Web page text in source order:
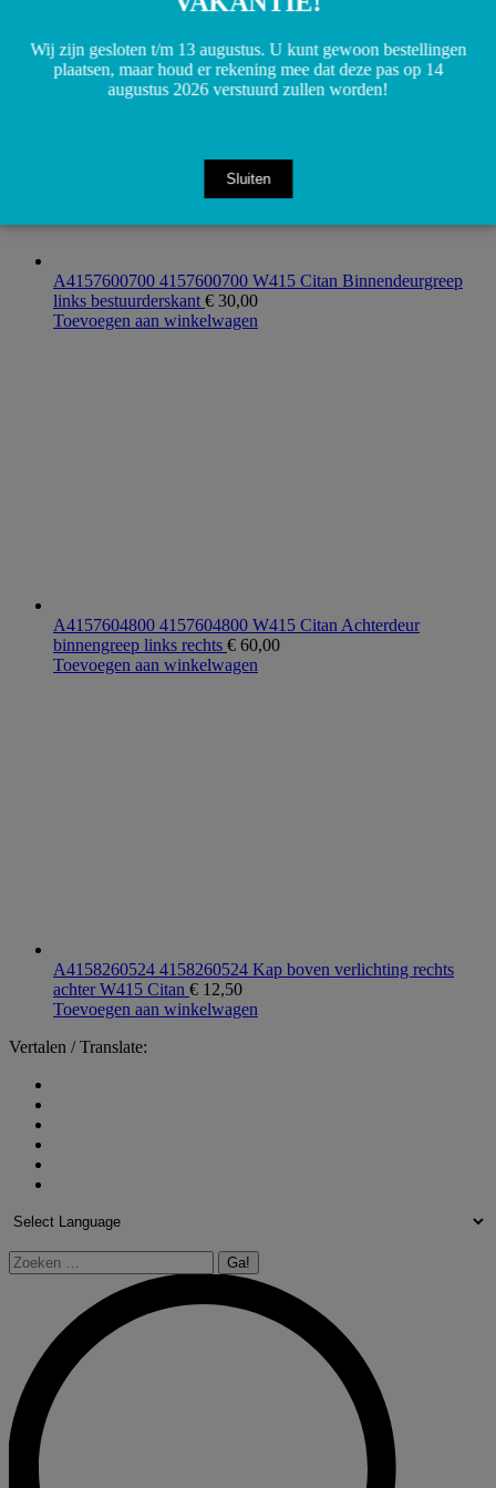
A4157600700 4157600700 W415 Citan Binnendeurgreep
links bestuurderskant € 30,00
Toevoegen aan winkelwagen
A4157604800 4157604800 W415 Citan Achterdeur
binnengreep links rechts € 60,00
Toevoegen aan winkelwagen
A4158260524 4158260524 Kap boven verlichting rechts
achter W415 Citan € 12,50
Toevoegen aan winkelwagen
Vertalen / Translate:
Zoeken:
Wij zijn gesloten t/m 13 augustus. U kunt gewoon bestellingen
plaatsen, maar houd er rekening mee dat deze pas op 14
augustus 2026 verstuurd zullen worden!
Sluiten